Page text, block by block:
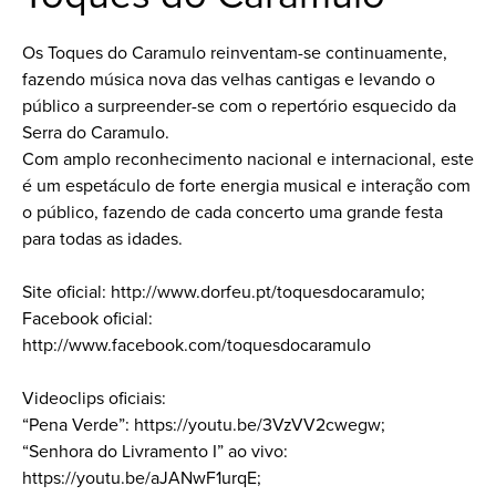
Os Toques do Caramulo reinventam-se continuamente,
fazendo música nova das velhas cantigas e levando o
público a surpreender-se com o repertório esquecido da
Serra do Caramulo.
Com amplo reconhecimento nacional e internacional, este
é um espetáculo de forte energia musical e interação com
o público, fazendo de cada concerto uma grande festa
para todas as idades.
Site oficial: http://www.dorfeu.pt/toquesdocaramulo;
Facebook oficial:
http://www.facebook.com/toquesdocaramulo
Videoclips oficiais:
“Pena Verde”: https://youtu.be/3VzVV2cwegw;
“Senhora do Livramento I” ao vivo:
https://youtu.be/aJANwF1urqE;